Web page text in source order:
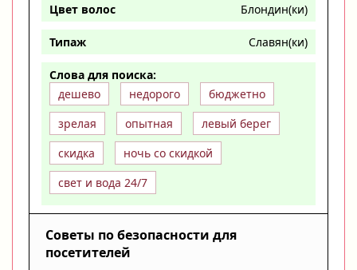
Цвет волос Блондин(ки)
Типаж Славян(ки)
Слова для поиска:
дешево
недорого
бюджетно
зрелая
опытная
левый берег
скидка
ночь со скидкой
свет и вода 24/7
Советы по безопасности для
посетителей